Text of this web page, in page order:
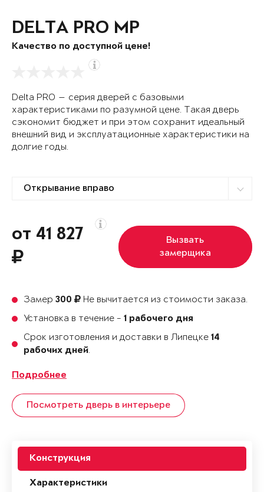
DELTA PRO MP
Качество по доступной цене!
Delta PRO — серия дверей с базовыми
характеристиками по разумной цене. Такая дверь
сэкономит бюджет и при этом сохранит идеальный
внешний вид и эксплуатационные характеристики на
долгие годы.
от 41 827
Вызвать
замерщика
Замер 300
Не вычитается из стоимости заказа.
Установка в течение - 1 рабочего дня
Срок изготовления и доставки в Липецке 14
рабочих дней.
Подробнее
Посмотреть дверь в интерьере
Конструкция
Характеристики